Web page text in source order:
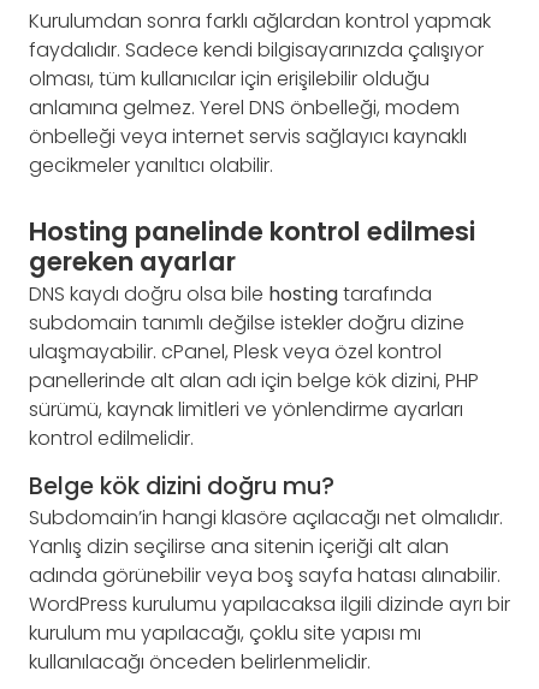
Kurulumdan sonra farklı ağlardan kontrol yapmak
faydalıdır. Sadece kendi bilgisayarınızda çalışıyor
olması, tüm kullanıcılar için erişilebilir olduğu
anlamına gelmez. Yerel DNS önbelleği, modem
önbelleği veya internet servis sağlayıcı kaynaklı
gecikmeler yanıltıcı olabilir.
Hosting panelinde kontrol edilmesi
gereken ayarlar
DNS kaydı doğru olsa bile hostingtarafında
subdomain tanımlı değilse istekler doğru dizine
ulaşmayabilir. cPanel, Plesk veya özel kontrol
panellerinde alt alan adı için belge kök dizini, PHP
sürümü, kaynak limitleri ve yönlendirme ayarları
kontrol edilmelidir.
Belge kök dizini doğru mu?
Subdomain’in hangi klasöre açılacağı net olmalıdır.
Yanlış dizin seçilirse ana sitenin içeriği alt alan
adında görünebilir veya boş sayfa hatası alınabilir.
WordPress kurulumu yapılacaksa ilgili dizinde ayrı bir
kurulum mu yapılacağı, çoklu site yapısı mı
kullanılacağı önceden belirlenmelidir.